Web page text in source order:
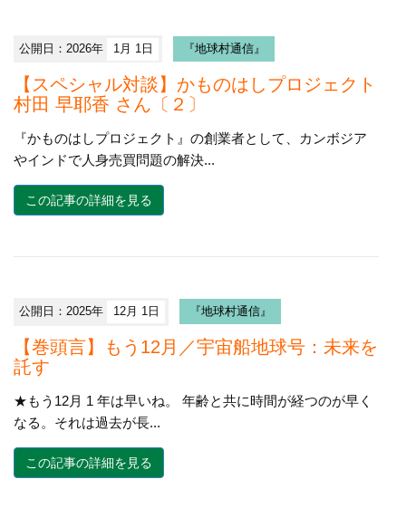
公開日：2026年 1月 1日 『地球村通信』
【スペシャル対談】かものはしプロジェクト
村田 早耶香 さん〔２〕
『かものはしプロジェクト』の創業者として、カンボジア
やインドで人身売買問題の解決...
この記事の詳細を見る
公開日：2025年 12月 1日 『地球村通信』
【巻頭言】もう12月／宇宙船地球号：未来を
託す
★もう12月 1 年は早いね。 年齢と共に時間が経つのが早く
なる。それは過去が長...
この記事の詳細を見る